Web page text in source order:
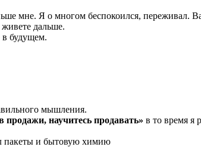
мне. Я о многом беспокоился,
дальше.
в будущем.
мышления.
продажи, научитесь продавать» в то время я
пакеты и бытовую химию